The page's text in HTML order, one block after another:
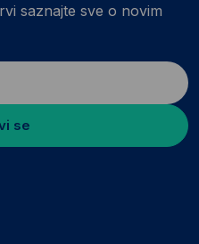
saznajte sve o novim
se